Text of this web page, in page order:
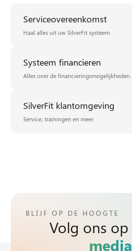
Serviceovereenkomst
Haal alles uit uw SilverFit systeem.
Systeem financieren
Alles over de financieringsmogelijkheden.
SilverFit klantomgeving
Service, trainingen en meer.
BLIJF OP DE HOOGTE
Volg ons op
media